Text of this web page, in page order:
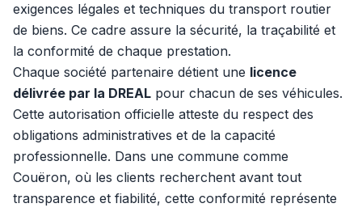
exigences légales et techniques du transport routier
de biens. Ce cadre assure la sécurité, la traçabilité et
la conformité de chaque prestation.
Chaque société partenaire détient une licence
délivrée par la DREAL pour chacun de ses véhicules.
Cette autorisation officielle atteste du respect des
obligations administratives et de la capacité
professionnelle. Dans une commune comme
Couëron, où les clients recherchent avant tout
transparence et fiabilité, cette conformité représente